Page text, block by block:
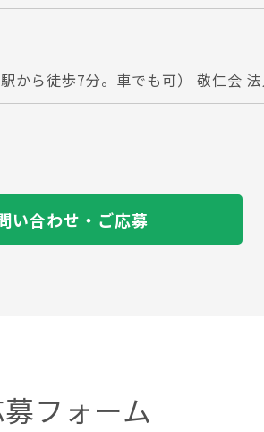
から徒歩7分。車でも可） 敬仁会
い合わせ・ご応募
フォーム